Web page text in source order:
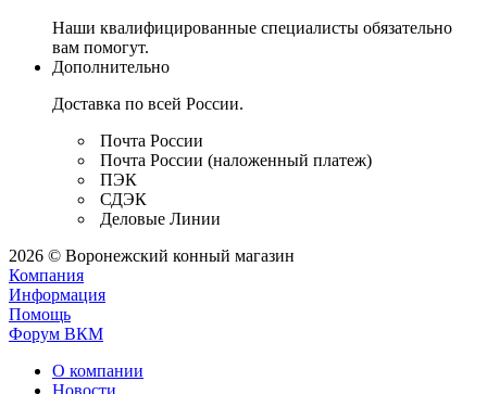
Наши квалифицированные специалисты обязательно
вам помогут.
Дополнительно
Доставка по всей России.
Почта России
Почта России (наложенный платеж)
ПЭК
СДЭК
Деловые Линии
2026 © Воронежский конный магазин
Компания
Информация
Помощь
Форум ВКМ
О компании